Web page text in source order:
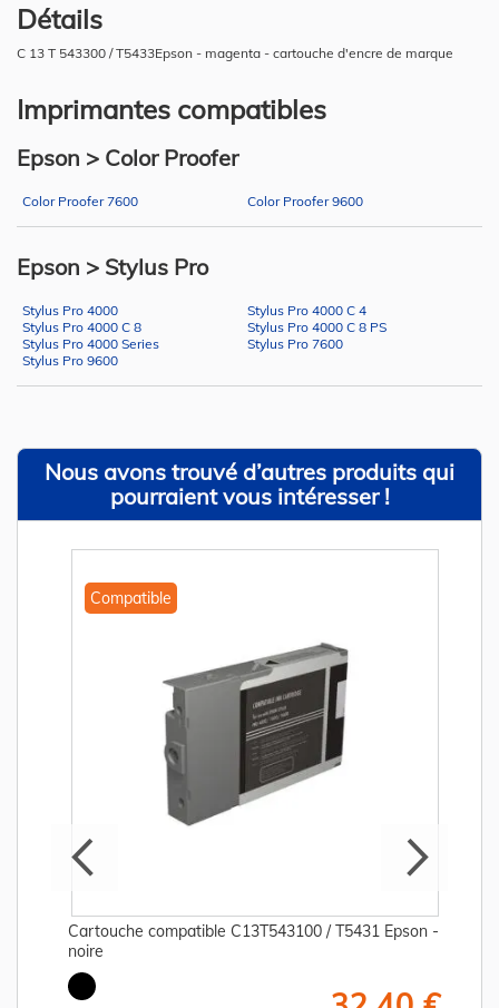
Détails
C 13 T 543300 / T5433Epson - magenta - cartouche d'encre de marque
Imprimantes compatibles
Epson > Color Proofer
Color Proofer 7600 Color Proofer 9600
Epson > Stylus Pro
Stylus Pro 4000
Stylus Pro 4000 C 4
Stylus Pro 4000 C 8
Stylus Pro 4000 C 8 PS
Stylus Pro 4000 Series
Stylus Pro 7600
Stylus Pro 9600
Nous avons trouvé d’autres produits qui
pourraient vous intéresser !
Compatible
Cartouche compatible C13T543100 / T5431 Epson -
noire